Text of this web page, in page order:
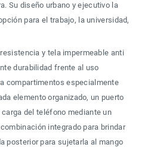
Su diseño urbano y ejecutivo la
para el trabajo, la universidad,
y tela impermeable anti
durabilidad frente al uso
compartimentos especialmente
elemento organizado, un puerto
del teléfono mediante un
integrado para brindar
posterior para sujetarla al mango